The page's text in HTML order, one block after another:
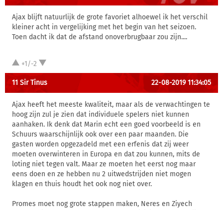
Ajax blijft natuurlijk de grote favoriet alhoewel ik het verschil
kleiner acht in vergelijking met het begin van het seizoen.
Toen dacht ik dat de afstand onoverbrugbaar zou zijn....
+1/-2
11 Sir Tinus 22-08-2019 11:34:05
Ajax heeft het meeste kwaliteit, maar als de verwachtingen te
hoog zijn zul je zien dat individuele spelers niet kunnen
aanhaken. Ik denk dat Marin echt een goed voorbeeld is en
Schuurs waarschijnlijk ook over een paar maanden. Die
gasten worden opgezadeld met een erfenis dat zij weer
moeten overwinteren in Europa en dat zou kunnen, mits de
loting niet tegen valt. Maar ze moeten het eerst nog maar
eens doen en ze hebben nu 2 uitwedstrijden niet mogen
klagen en thuis houdt het ook nog niet over.
Promes moet nog grote stappen maken, Neres en Ziyech